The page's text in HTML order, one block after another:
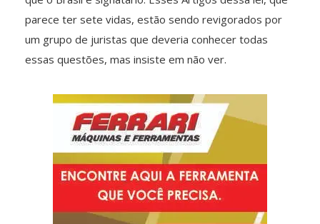
parece ter sete vidas, estão sendo revigorados por
um grupo de juristas que deveria conhecer todas
essas questões, mas insiste em não ver.